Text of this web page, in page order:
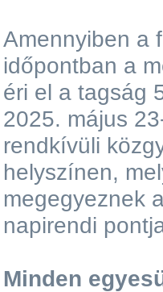
Amennyiben a
időpontban a
éri el a tagság
2025. május
rendkívüli
helyszínen,
megegyeznek
napirendi
Minden